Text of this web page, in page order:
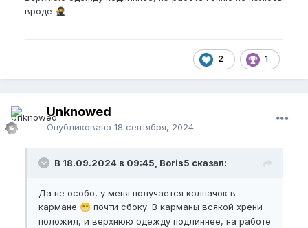
вроде 🥷
2 1
Unknowed
Опубликовано 18 сентября, 2024
В 18.09.2024 в 09:45, Boris5 сказал:
Да не особо, у меня получается колпачок в
кармане 😁 почти сбоку. В карманы всякой хрени
положил, и верхнюю одежду подлиннее, на работе